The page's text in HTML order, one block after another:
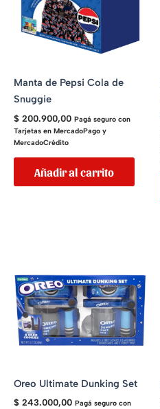
Manta de Pepsi Cola de
Snuggie
$ 200.900,00 Pagá seguro con
Tarjetas en MercadoPago y
MercadoCrédito
Añadir al carrito
Oreo Ultimate Dunking Set
$ 243.000,00 Pagá seguro con